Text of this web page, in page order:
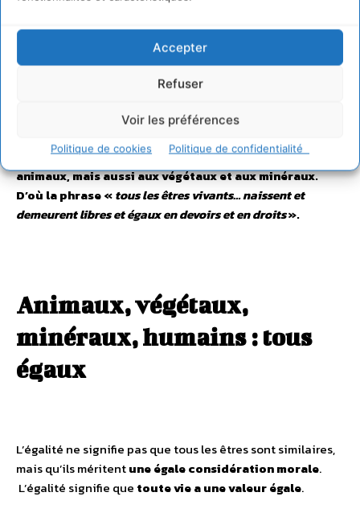
Accepter
Refuser
Voir les préférences
Politique de cookies Politique de confidentialité
notion d’objet d’expérience pour les scientifiques. La
classification en règne est utile scientifiquement mais le
» correspond mieux à la réalité de ces
discrimination entre les espèces non seulement aux
animaux, mais aussi aux végétaux et aux minéraux.
D’où la phrase «tous les êtres vivants… naissent et
demeurent libres et égaux en devoirs et en droits».
Animaux, végétaux,
minéraux, humains : tous
égaux
L’égalité ne signifie pas que tous les êtres sont similaires,
mais qu’ils méritentune égale considération morale.
L’égalité signifie que toute vie a une valeur égale.